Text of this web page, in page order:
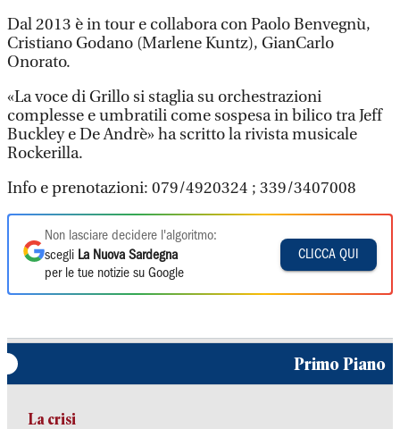
Dal 2013 è in tour e collabora con Paolo Benvegnù,
Cristiano Godano (Marlene Kuntz), GianCarlo
Onorato.
«La voce di Grillo si staglia su orchestrazioni
complesse e umbratili come sospesa in bilico tra Jeff
Buckley e De Andrè» ha scritto la rivista musicale
Rockerilla.
Info e prenotazioni: 079/4920324 ; 339/3407008
Non lasciare decidere l'algoritmo:
scegli La Nuova Sardegna
per le tue notizie su Google
CLICCA QUI
Primo Piano
La crisi